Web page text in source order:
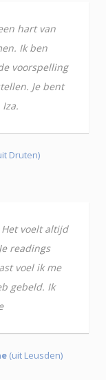
hart van
Ik ben
voorspelling
Je bent
Druten)
voelt altijd
readings
voel ik me
gebeld. Ik
(uit Leusden)